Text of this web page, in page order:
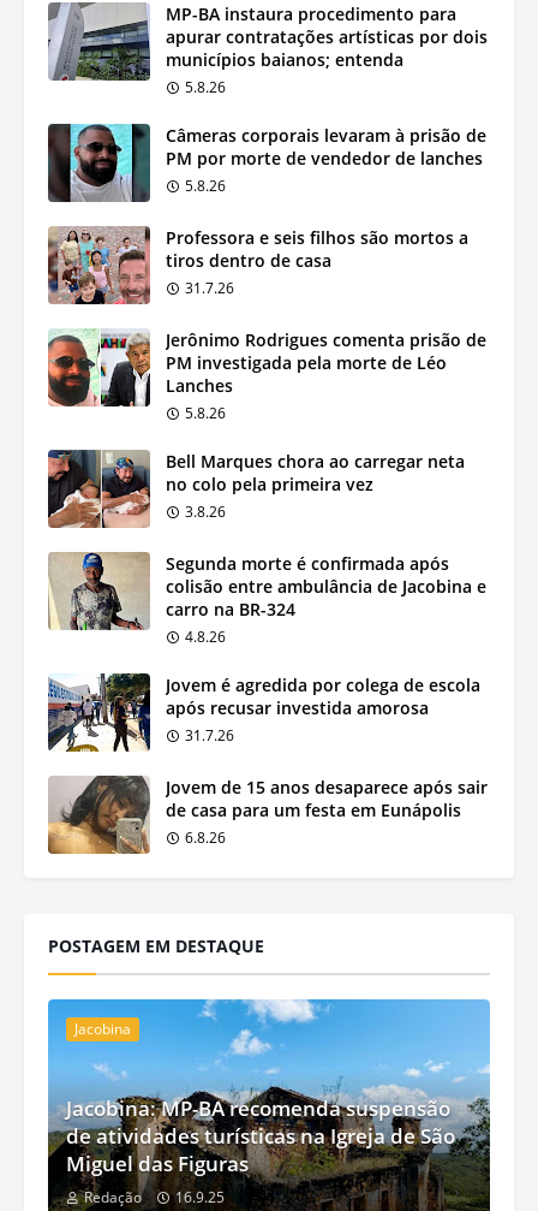
MP-BA instaura procedimento para
apurar contratações artísticas por dois
municípios baianos; entenda
5.8.26
Câmeras corporais levaram à prisão de
PM por morte de vendedor de lanches
5.8.26
Professora e seis filhos são mortos a
tiros dentro de casa
31.7.26
Jerônimo Rodrigues comenta prisão de
PM investigada pela morte de Léo
Lanches
5.8.26
Bell Marques chora ao carregar neta
no colo pela primeira vez
3.8.26
Segunda morte é confirmada após
colisão entre ambulância de Jacobina e
carro na BR-324
4.8.26
Jovem é agredida por colega de escola
após recusar investida amorosa
31.7.26
Jovem de 15 anos desaparece após sair
de casa para um festa em Eunápolis
6.8.26
POSTAGEM EM DESTAQUE
Jacobina
Jacobina: MP-BA recomenda suspensão
de atividades turísticas na Igreja de São
Miguel das Figuras
Redação 16.9.25